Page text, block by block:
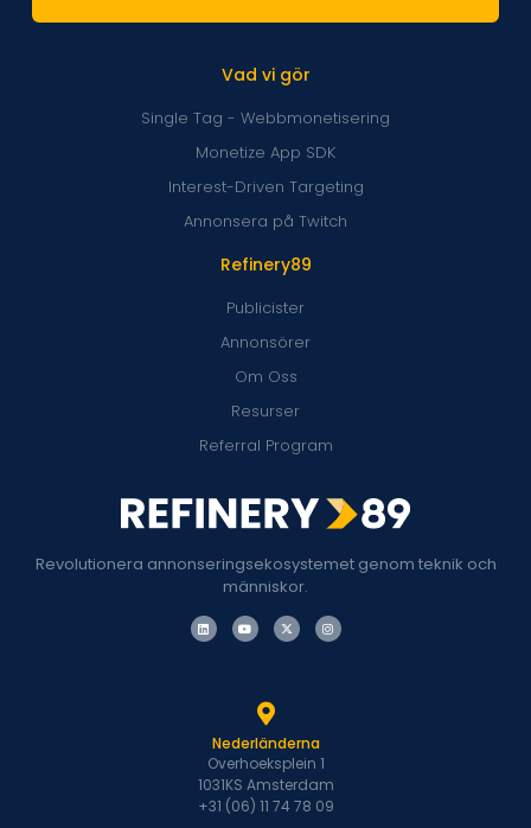
Revolutionera annonseringsekosystemet genom teknik och
människor.
Refinery89
Publicister
Annonsörer
Om Oss
Resurser
Referral Program
Vad vi gör
Single Tag - Webbmonetisering
Monetize App SDK
Interest-Driven Targeting
Annonsera på Twitch
Nederländerna
Overhoeksplein 1
1031KS Amsterdam
+31 (06) 11 74 78 09